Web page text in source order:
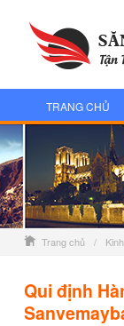
TRANG CHỦ
Trang chủ /
Qui định